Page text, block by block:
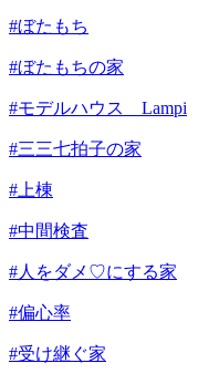
#ぼたもち
#ぼたもちの家
#モデルハウス Lampi
#三三七拍子の家
#上棟
#中間検査
#人をダメ♡にする家
#偏心率
#受け継ぐ家